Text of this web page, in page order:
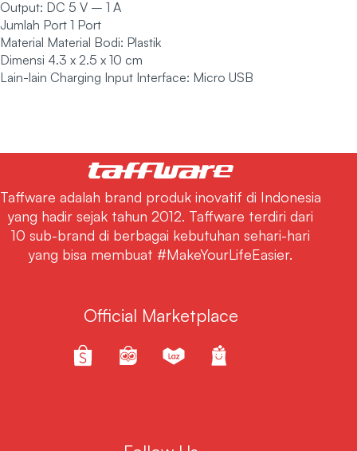
Output: DC 5 V – 1 A
Jumlah Port 1 Port
Material Material Bodi: Plastik
Dimensi 4.3 x 2.5 x 10 cm
Lain-lain Charging Input Interface: Micro USB
Taffware adalah brand produk inovatif di Indonesia
yang hadir sejak tahun 2012. Taffware terdiri dari
10 sub-brand di berbagai kebutuhan sehari-hari
yang bisa membuat #MakeYourLifeEasier.
Official Marketplace